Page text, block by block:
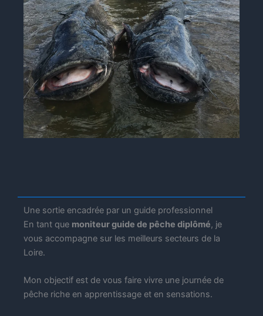
Une sortie encadrée par un guide professionnel
En tant que moniteur guide de pêche diplômé, je
vous accompagne sur les meilleurs secteurs de la
Loire.
Mon objectif est de vous faire vivre une journée de
pêche riche en apprentissage et en sensations.